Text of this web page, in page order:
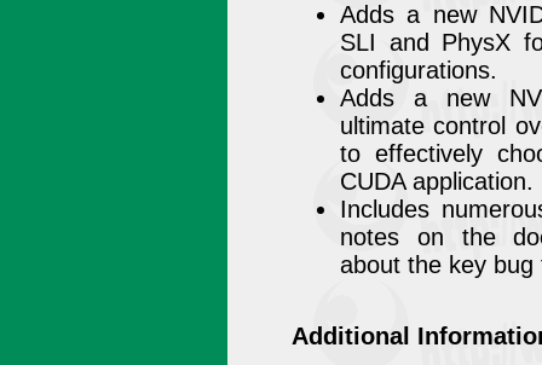
Adds a new
SLI and PhysX
configurations.
Adds a new
ultimate control
to effectively
CUDA application.
Includes
notes on the
about the key
Additional